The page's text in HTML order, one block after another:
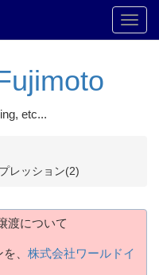
etc...
レッション(2)
渡について
、 株式会社ワールドイ